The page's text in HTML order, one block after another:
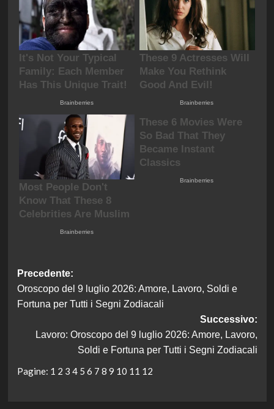
Navigazione
articolo
Precedente:
Oroscopo del 9 luglio 2026: Amore, Lavoro, Soldi e
Fortuna per Tutti i Segni Zodiacali
Successivo:
Lavoro: Oroscopo del 9 luglio 2026: Amore, Lavoro,
Soldi e Fortuna per Tutti i Segni Zodiacali
Pagine: 1 2 3 4 5 6 7 8 9 10 11 12